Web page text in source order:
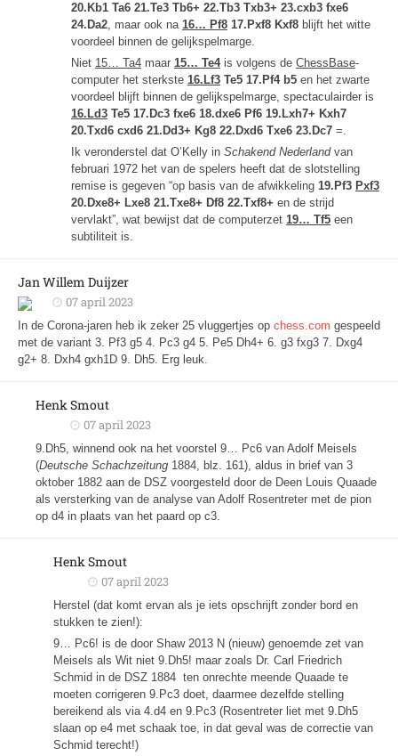
20.Kb1 Ta6 21.Te3 Tb6+ 22.Tb3 Txb3+ 23.cxb3 fxe6
24.Da2, maar ook na 16… Pf8 17.Pxf8 Kxf8 blijft het witte
voordeel binnen de gelijkspelmarge.
Niet 15… Ta4 maar 15… Te4is volgens de ChessBase-
computer het sterkste 16.Lf3 Te5 17.Pf4 b5 en het zwarte
voordeel blijft binnen de gelijkspelmarge, spectaculairder is
16.Ld3 Te5 17.Dc3 fxe6 18.dxe6 Pf6 19.Lxh7+ Kxh7
20.Txd6 cxd6 21.Dd3+ Kg8 22.Dxd6 Txe6 23.Dc7 =.
Ik veronderstel dat O’Kelly in Schakend Nederlandvan
februari 1972 het van de spelers heeft dat de slotstelling
remise is gegeven “op basis van de afwikkeling 19.Pf3 Pxf3
20.Dxe8+ Lxe8 21.Txe8+ Df8 22.Txf8+ en de strijd
vervlakt”, wat bewijst dat de computerzet 19… Tf5 een
subtiliteit is.
Jan Willem Duijzer
07 april 2023
In de Corona-jaren heb ik zeker 25 vluggertjes op chess.com gespeeld
met de variant 3. Pf3 g5 4. Pc3 g4 5. Pe5 Dh4+ 6. g3 fxg3 7. Dxg4
g2+ 8. Dxh4 gxh1D 9. Dh5. Erg leuk.
Henk Smout
07 april 2023
9.Dh5, winnend ook na het voorstel 9… Pc6 van Adolf Meisels
(Deutsche Schachzeitung 1884, blz. 161), aldus in brief van 3
oktober 1882 aan de DSZ voorgesteld door de Deen Louis Quaade
als versterking van de analyse van Adolf Rosentreter met de pion
op d4 in plaats van het paard op c3.
Henk Smout
07 april 2023
Herstel (dat komt ervan als je iets opschrijft zonder bord en
stukken te zien!):
9… Pc6! is de door Shaw 2013 N (nieuw) genoemde zet van
Meisels als Wit niet 9.Dh5! maar zoals Dr. Carl Friedrich
Schmid in de DSZ 1884 ten onrechte meende Quaade te
moeten corrigeren 9.Pc3 doet, daarmee dezelfde stelling
bereikend als via 4.d4 en 9.Pc3 (Rosentreter liet met 9.Dh5
slaan op e4 met schaak toe, in dat geval was de correctie van
Schmid terecht!)